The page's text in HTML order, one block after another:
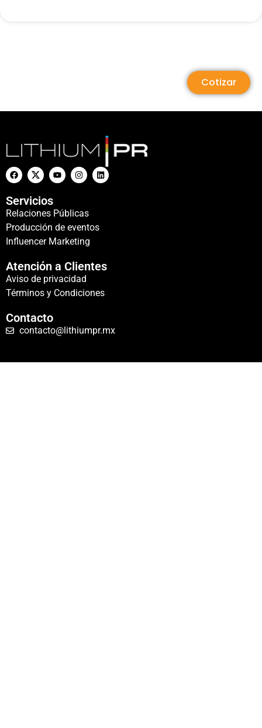
Cotizar
Servicios
Relaciones Públicas
Producción de eventos
Influencer Marketing
Atención a Clientes
Aviso de privacidad
Términos y Condiciones
Contacto
contacto@lithiumpr.mx